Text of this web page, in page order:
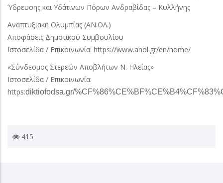
Ύδρευσης και Υδάτινων Πόρων Ανδραβίδας – Κυλλήνης
Αναπτυξιακή Ολυμπίας (ΑΝ.ΟΛ.)
Αποφάσεις Δημοτικού Συμβουλίου
Ιστοσελίδα / Επικοινωνία: https://www.anol.gr/en/home/
«Σύνδεσμος Στερεών Αποβλήτων Ν. Ηλείας»
Ιστοσελίδα / Επικοινωνία:
https:diktiofodsa.gr/
415